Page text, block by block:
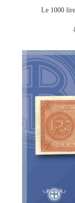
Le 1000